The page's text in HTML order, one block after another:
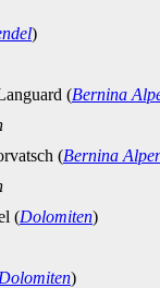
)
(Bernina
(Bernina
(Dolomiten)
Dolomiten)